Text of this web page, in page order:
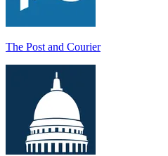
The Post and Courier